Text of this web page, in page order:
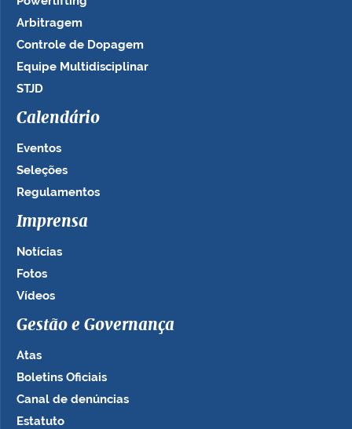
Arbitragem
Controle de Dopagem
Equipe Multidisciplinar
STJD
Calendário
Eventos
Seleções
Regulamentos
Imprensa
Notícias
Fotos
Vídeos
Gestão e Governança
Atas
Boletins Oficiais
Canal de denúncias
Estatuto